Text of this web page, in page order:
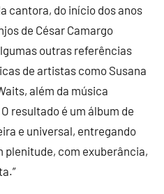
cantora, do início dos anos
de César Camargo
outras referências
de artistas como Susana
além da música
resultado é um álbum de
e universal, entregando
plenitude, com exuberância,